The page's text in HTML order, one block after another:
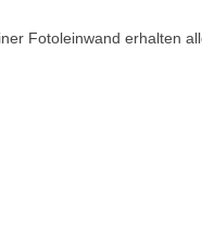
Fotoleinwand erhalten